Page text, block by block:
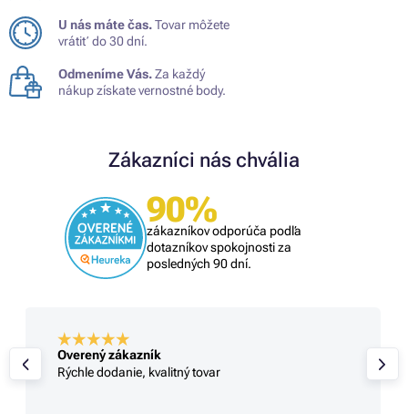
U nás máte čas.Tovar môžete
vrátiť do 30 dní.
Odmeníme Vás.Za každý
nákup získate vernostné body.
Zákazníci nás chvália
90%
zákazníkov odporúča podľa
dotazníkov spokojnosti za
posledných 90 dní.
Overený zákazník
Rýchle dodanie, kvalitný tovar